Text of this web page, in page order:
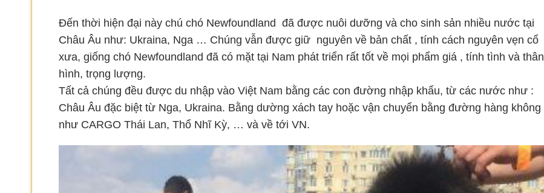
Đến thời hiện đại này chú chó Newfoundland đã được nuôi dưỡng và cho sinh sản nhiều nước tại
Châu Âu như: Ukraina, Nga … Chúng vẫn được giữ nguyên về bản chất , tính cách nguyên vẹn cổ
xưa, giống chó Newfoundland đã có mặt tại Nam phát triển rất tốt về mọi phẩm giá , tính tình và thân
hình, trọng lượng.
Tất cả chúng đều được du nhập vào Việt Nam bằng các con đường nhập khẩu, từ các nước như :
Châu Âu đặc biệt từ Nga, Ukraina. Bằng dường xách tay hoặc vận chuyển bằng đường hàng không
như CARGO Thái Lan, Thổ Nhĩ Kỳ, … và về tới VN.